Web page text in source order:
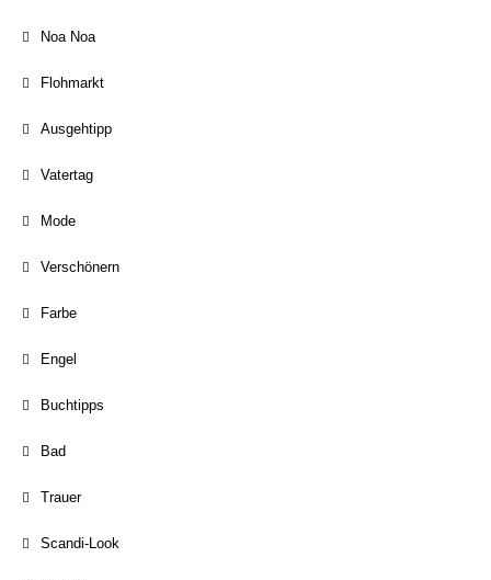
Noa Noa
Flohmarkt
Ausgehtipp
Vatertag
Mode
Verschönern
Farbe
Engel
Buchtipps
Bad
Trauer
Scandi-Look